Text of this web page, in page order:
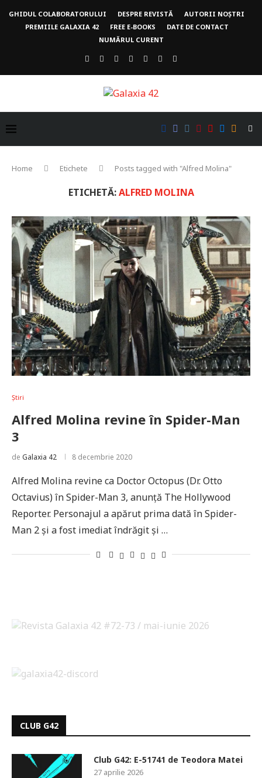
GHIDUL COLABORATORULUI DESPRE REVISTĂ
AUTORII NOȘTRI
PREMIILE GALAXIA 42
FREE E-BOOKS
DATE DE CONTACT
NUMĂRUL CURENT
Home Etichete Posts tagged with "Alfred Molina"
ETICHETĂ:ALFRED MOLINA
Știri
Alfred Molina revine în Spider-Man
3
de Galaxia 42 8 decembrie 2020
Alfred Molina revine ca Doctor Octopus (Dr. Otto
Octavius) în Spider-Man 3, anunță The Hollywood
Reporter. Personajul a apărut prima dată în Spider-
Man 2 și a fost imediat îndrăgit și …
CLUB G42
Club G42: E-51741 de Teodora Matei
27 aprilie 2026